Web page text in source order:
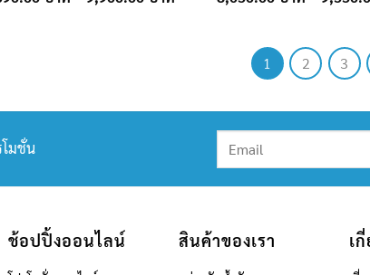
1 2 3
โมชั่น
ช้อปปิ้งออนไลน์ สินค้าของเรา เ